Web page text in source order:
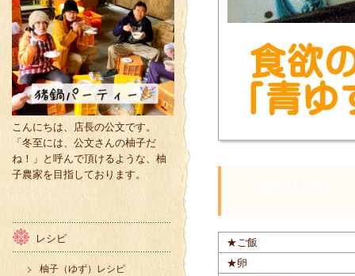
★ご飯
★卵
こんにちは、店長の公文です。
「冬至には、公文さんの柚子だ
ね！」と呼んで頂けるような、柚
子農家を目指しております。
レシピ
柚子（ゆず）レシピ